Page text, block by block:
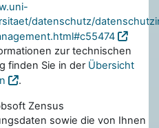
datenschutz/
zur technischen
finden Sie in der Übersicht
.
Zensus
sowie die von Ihnen